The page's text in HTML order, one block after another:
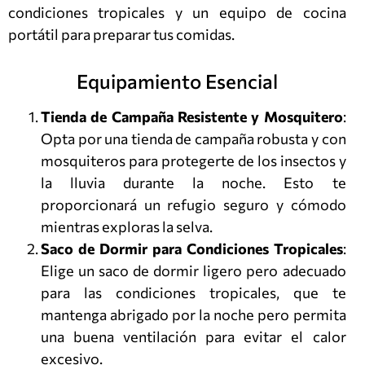
condiciones tropicales y un equipo de cocina
portátil para preparar tus comidas.
Equipamiento Esencial
Tienda de Campaña Resistente y Mosquitero:
Opta por una tienda de campaña robusta y con
mosquiteros para protegerte de los insectos y
la lluvia durante la noche. Esto te
proporcionará un refugio seguro y cómodo
mientras exploras la selva.
Saco de Dormir para Condiciones Tropicales:
Elige un saco de dormir ligero pero adecuado
para las condiciones tropicales, que te
mantenga abrigado por la noche pero permita
una buena ventilación para evitar el calor
excesivo.